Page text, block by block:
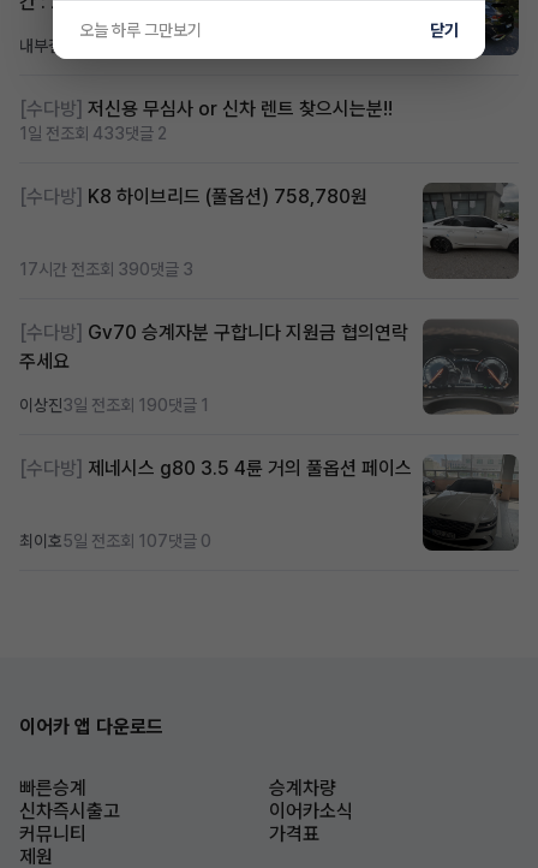
내부결재
[수다방] 저신용 무심사 or 신차 렌트 찾으시는분!!
1일 전조회 433댓글 2
[수다방] K8 하이브리드 (풀옵션) 758,780원
17시간 전조회 390댓글 3
[수다방] Gv70 승계자분 구합니다 지원금 협의연락
주세요
이상진3일 전조회 190댓글 1
[수다방] 제네시스 g80 3.5 4륜 거의 풀옵션 페이스
최이호5일 전조회 107댓글 0
이어카 앱 다운로드
빠른승계
승계차량
신차즉시출고
이어카소식
커뮤니티
가격표
제원
오늘 하루 그만보기 닫기